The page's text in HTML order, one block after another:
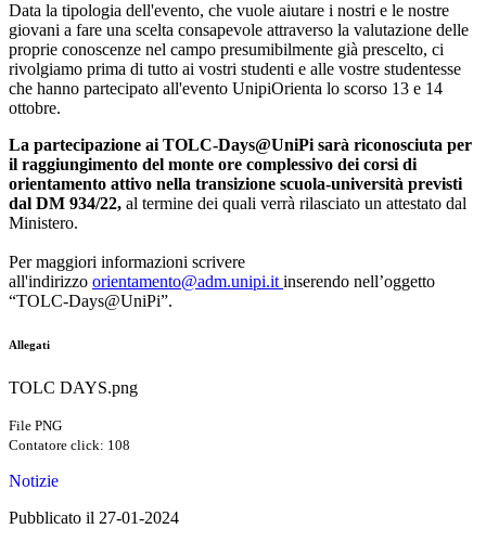
Data la tipologia dell'evento, che vuole aiutare i nostri e le nostre
giovani a fare una scelta consapevole attraverso la valutazione delle
proprie conoscenze nel campo presumibilmente già prescelto, ci
rivolgiamo prima di tutto ai vostri studenti e alle vostre studentesse
che hanno partecipato all'evento UnipiOrienta lo scorso 13 e 14
ottobre.
La partecipazione ai TOLC-Days@UniPi sarà riconosciuta per
il raggiungimento del monte ore complessivo dei corsi di
orientamento attivo nella transizione scuola-università previsti
dal DM 934/22, al termine dei quali verrà rilasciato un attestato dal
Ministero.
Per maggiori informazioni scrivere
all'indirizzo orientamento@adm.unipi.it inserendo nell’oggetto
“TOLC-Days@UniPi”.
Allegati
TOLC DAYS.png
File PNG
Contatore click: 108
Notizie
Pubblicato il 27-01-2024